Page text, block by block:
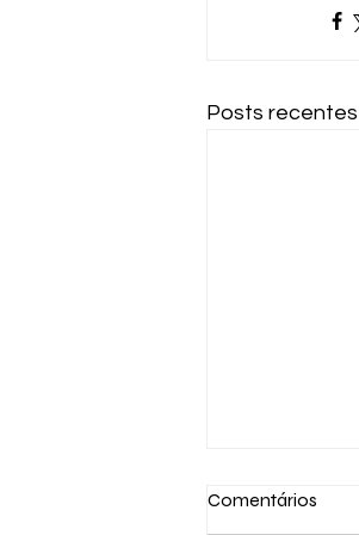
Posts recentes
Comentários